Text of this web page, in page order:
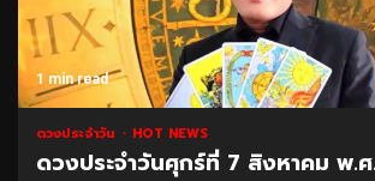
1 min read
ดวงประจำวัน HOT NEWS
ดวงประจำวันศุกร์ที่ 7 สิงหาคม พ.